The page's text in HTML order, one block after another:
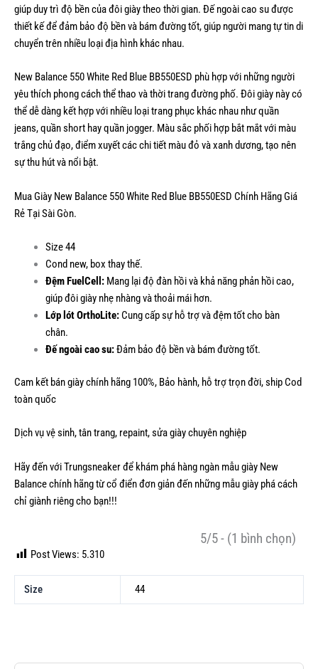
giúp duy trì độ bền của đôi giày theo thời gian. Đế ngoài cao su được
thiết kế để đảm bảo độ bền và bám đường tốt, giúp người mang tự tin di
chuyển trên nhiều loại địa hình khác nhau.
New Balance 550 White Red Blue BB550ESD phù hợp với những người
yêu thích phong cách thể thao và thời trang đường phố. Đôi giày này có
thể dễ dàng kết hợp với nhiều loại trang phục khác nhau như quần
jeans, quần short hay quần jogger. Màu sắc phối hợp bắt mắt với màu
trắng chủ đạo, điểm xuyết các chi tiết màu đỏ và xanh dương, tạo nên
sự thu hút và nổi bật.
Mua Giày New Balance 550 White Red Blue BB550ESD Chính Hãng Giá
Rẻ Tại Sài Gòn.
Size 44
Cond new, box thay thế.
Đệm FuelCell:Mang lại độ đàn hồi và khả năng phản hồi cao,
giúp đôi giày nhẹ nhàng và thoải mái hơn.
Lớp lót OrthoLite:Cung cấp sự hỗ trợ và đệm tốt cho bàn
chân.
Đế ngoài cao su:Đảm bảo độ bền và bám đường tốt.
Cam kết bán giày chính hãng 100%, Bảo hành, hỗ trợ trọn đời, ship Cod
toàn quốc
Dịch vụ vệ sinh, tân trang, repaint, sửa giày chuyên nghiệp
Hãy đến với Trungsneaker để khám phá hàng ngàn mẫugiày New
Balance chính hãngtừ cổ điển đơn giản đến những mẫu giày phá cách
chỉ giành riêng cho bạn!!!
5/5 - (1 bình chọn)
Post Views: 5.310
Size 44